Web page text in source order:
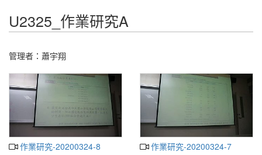
U2325_作業研究A
管理者： 蕭宇翔
作業研究-20200324-8 作業研究-20200324-7